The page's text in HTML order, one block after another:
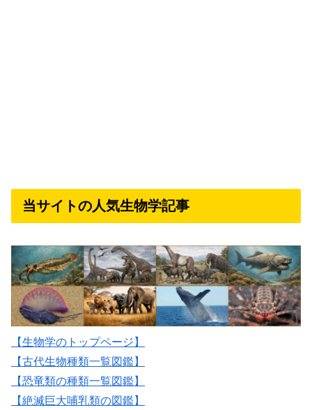
当サイトの人気生物学記事
【生物学のトップページ】
【古代生物種類一覧図鑑】
【恐竜類の種類一覧図鑑】
【絶滅巨大哺乳類の図鑑】